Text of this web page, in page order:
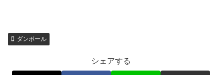
ダンボール
シェアする